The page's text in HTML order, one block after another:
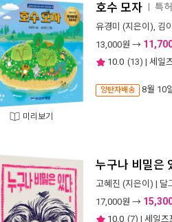
미리보기
호수 모자 특
유경미 (지은이), 김
13,000원 →
10.0 (13) | 세일
양탄자배송 8월 10
누구나 비밀은
고혜진 (지은이) | 달
17,000원 →
10.0 (7) | 세일즈